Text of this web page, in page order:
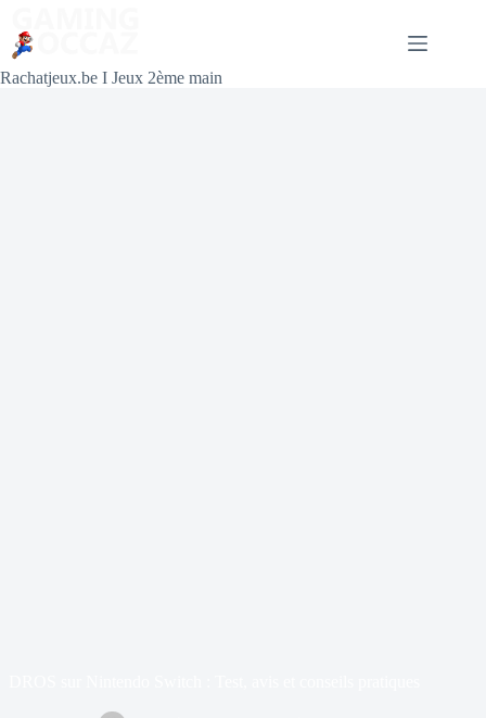
Rachatjeux.be I Jeux 2ème main